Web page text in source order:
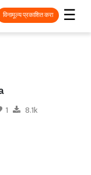
☰
विनामूल्य प्रकाशित करा
1 8.1k